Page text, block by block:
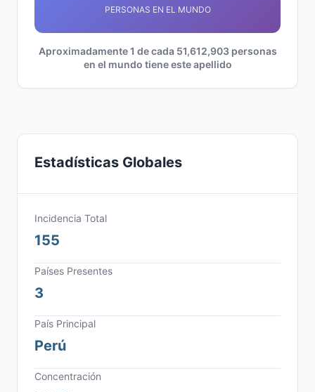
PERSONAS EN EL MUNDO
Aproximadamente 1 de cada 51,612,903 personas
en el mundo tiene este apellido
Estadísticas Globales
Incidencia Total
155
Países Presentes
3
País Principal
Perú
Concentración